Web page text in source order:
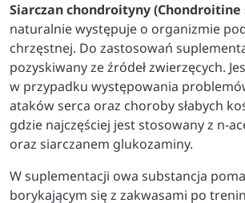
Siarczan chondroityny (Chondroitine
naturalnie występuje o organizmie
chrzęstnej. Do zastosowań
pozyskiwany ze źródeł zwierzęcych.
w przypadku występowania
ataków serca oraz choroby słabych
gdzie najczęściej jest stosowany z n-
oraz siarczanem glukozaminy.
W suplementacji owa substancja
borykającym się z zakwasami po